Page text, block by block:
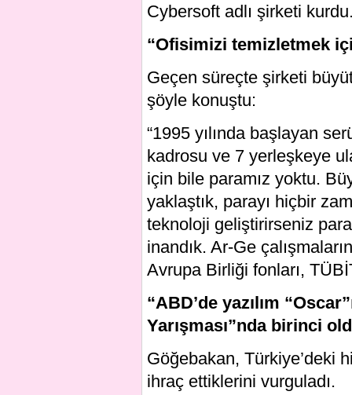
Cybersoft adlı şirketi
“Ofisimizi temizletmek
Geçen süreçte şirketi
şöyle konuştu:
“1995 yılında başlayan
kadrosu ve 7 yerleşkeye
için bile paramız yoktu.
yaklaştık, parayı hiçbir
teknoloji geliştirirseniz
inandık. Ar-Ge
Avrupa Birliği fonları,
“ABD’de yazılım
Yarışması”nda birinci
Göğebakan, Türkiye’deki
ihraç ettiklerini vurguladı.